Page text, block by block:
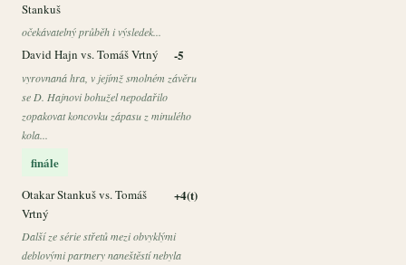
Stankuš
očekávatelný průběh i výsledek...
David Hajn vs. Tomáš Vrtný -5
vyrovnaná hra, v jejímž smolném závěru
se D. Hajnovi bohužel nepodařilo
zopakovat koncovku zápasu z minulého
kola...
finále
Otakar Stankuš vs. Tomáš
Vrtný
+4(t)
Další ze série střetů mezi obvyklými
deblovými partnery naneštěstí nebyla